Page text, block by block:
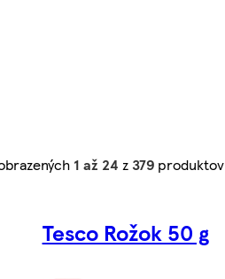
1 až 24 z379 produktov
Tesco Rožok 50 g